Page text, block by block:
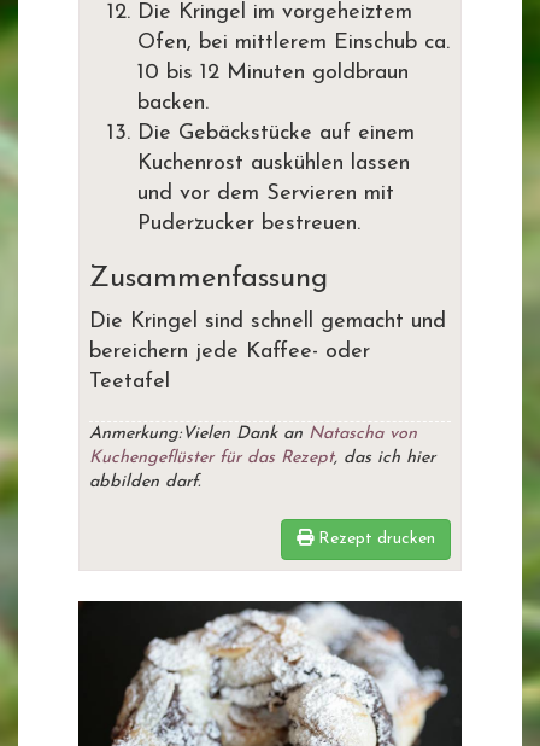
Die Kringel im vorgeheiztem
Ofen, bei mittlerem Einschub ca.
10 bis 12 Minuten goldbraun
backen.
Die Gebäckstücke auf einem
Kuchenrost auskühlen lassen
und vor dem Servieren mit
Puderzucker bestreuen.
Zusammenfassung
Die Kringel sind schnell gemacht und
bereichern jede Kaffee- oder
Teetafel
Anmerkung:Vielen Dank an Natascha von
Kuchengeflüster für das Rezept, das ich hier
abbilden darf.
Rezept drucken